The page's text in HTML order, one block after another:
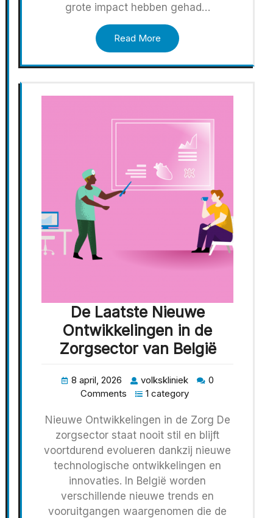
grote impact hebben gehad…
Read More
De Laatste Nieuwe
Ontwikkelingen in de
Zorgsector van België
8 april, 2026 volkskliniek
0
Comments
1 category
Nieuwe Ontwikkelingen in de Zorg De
zorgsector staat nooit stil en blijft
voortdurend evolueren dankzij nieuwe
technologische ontwikkelingen en
innovaties. In België worden
verschillende nieuwe trends en
vooruitgangen waargenomen die de